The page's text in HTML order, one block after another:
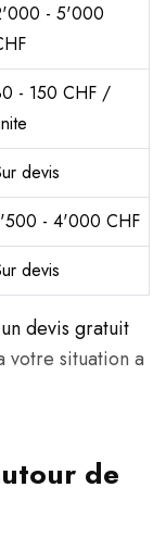
- 5'000
- 150 CHF /
devis
- 4'000 CHF
devis
devis gratuit
situation a
de